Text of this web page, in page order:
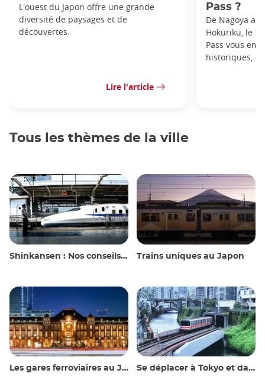
L'ouest du Japon offre une grande
diversité de paysages et de
découvertes.
Lire l'article
Pass ?
De Nagoya
Hokuriku, le
Pass vous
historiques,
Tous les thèmes de la ville
Shinkansen : Nos conseils de voyage pour le train à grande vitesse japonais Trains uniques au Japon
Les gares ferroviaires au Japon Se déplacer à Tokyo et dans les environs